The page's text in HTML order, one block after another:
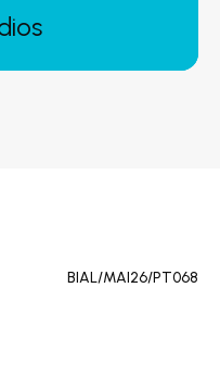
BIAL/MAI26/PT068